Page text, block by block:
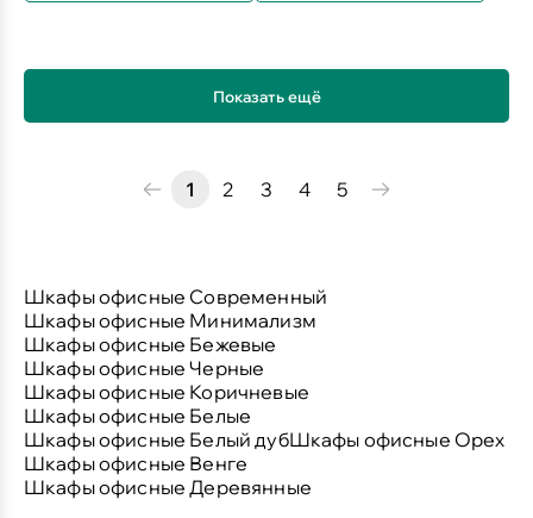
Показать ещё
1 2 3 4 5
Шкафы офисные Современный
Шкафы офисные Минимализм
Шкафы офисные Бежевые
Шкафы офисные Черные
Шкафы офисные Коричневые
Шкафы офисные Белые
Шкафы офисные Белый дубШкафы офисные Орех
Шкафы офисные Венге
Шкафы офисные Деревянные